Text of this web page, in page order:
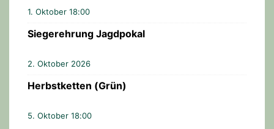
1. Oktober 18:00
Siegerehrung Jagdpokal
2. Oktober 2026
Herbstketten (Grün)
5. Oktober 18:00